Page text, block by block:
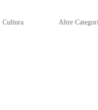
Cultura Altre